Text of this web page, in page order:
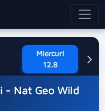
Miercuri
12.8
- Nat Geo Wild